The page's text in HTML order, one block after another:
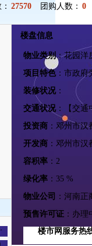
27570 团购人数： 0
价
楼盘信息
物业类别：花园洋
项目特色：市政府
装修状况：
交通状况：【交通
投资商 ：邓州市
开发商 ：邓州市
容积率 ：2
绿化率 ：35 %
物业公司
：河南
预售许可证 ：办
楼市网服务热